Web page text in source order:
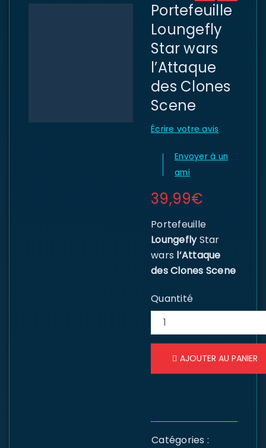
Portefeuille
Loungefly
Star wars
l’Attaque
des Clones
Scene
Écrire votre avis
Envoyer à un
ami
39,99€
Portefeuille
LoungeflyStar
wars l’Attaque
des Clones Scene
Quantité
AJOUTER AU PANIER
Catégories :